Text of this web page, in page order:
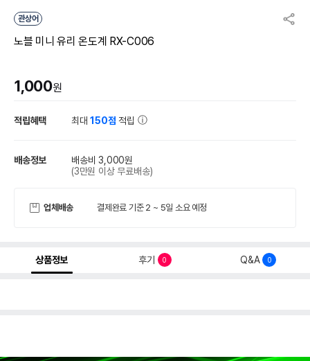
관상어
노블 미니 유리 온도계 RX-C006
1,000원
적립혜택 최대150점 적립
배송정보
배송비 3,000원
(3만원 이상 무료배송)
업체배송 결제완료 기준 2 ~ 5일 소요 예정
상품정보 후기 0 Q&A 0